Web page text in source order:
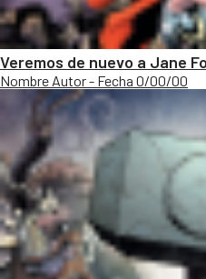
Veremos de nuevo a Jane
Nombre Autor - Fecha 0/00/00